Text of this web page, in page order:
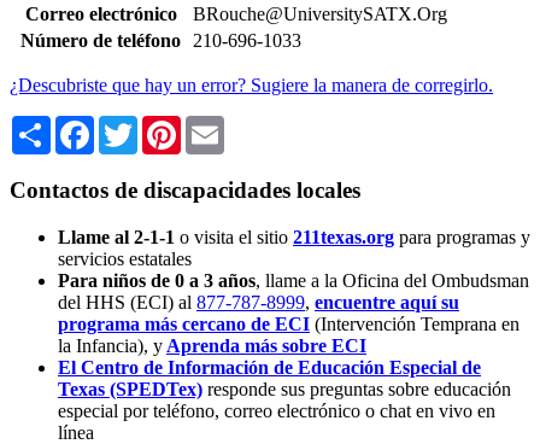
Correo electrónico
BRouche@UniversitySATX.Org
Número de teléfono
210-696-1033
¿Descubriste que hay un error? Sugiere la manera de corregirlo.
Share Facebook
TwitterPinterest
Contactos de discapacidades locales
Llame al 2-1-1 o visita el sitio 211texas.org para programas y
servicios estatales
Para niños de 0 a 3 años, llame a la Oficina del Ombudsman
del HHS (ECI) al 877-787-8999, encuentre aquí su
programa más cercano de ECI (Intervención Temprana en
la Infancia), y Aprenda más sobre ECI
El Centro de Información de Educación Especial de
Texas (SPEDTex) responde sus preguntas sobre educación
especial por teléfono, correo electrónico o chat en vivo en
línea